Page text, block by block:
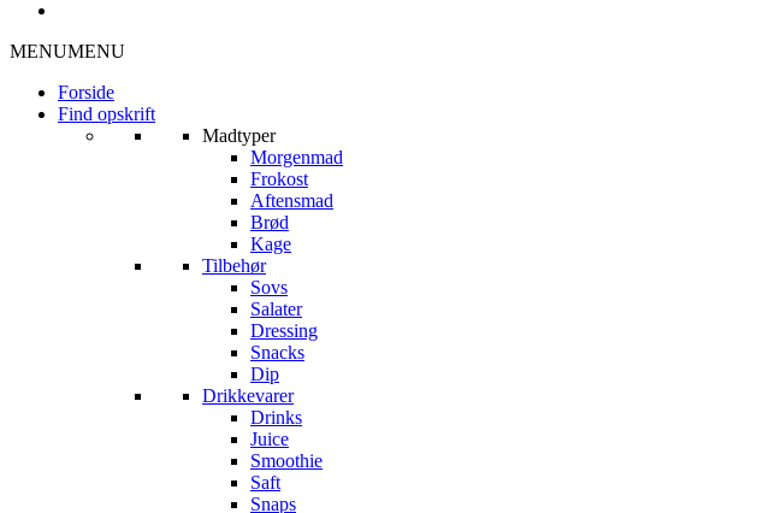
MENUMENU
Forside
Find opskrift
Madtyper
Morgenmad
Frokost
Aftensmad
Brød
Kage
Tilbehør
Sovs
Salater
Dressing
Snacks
Dip
Drikkevarer
Drinks
Juice
Smoothie
Saft
Snaps